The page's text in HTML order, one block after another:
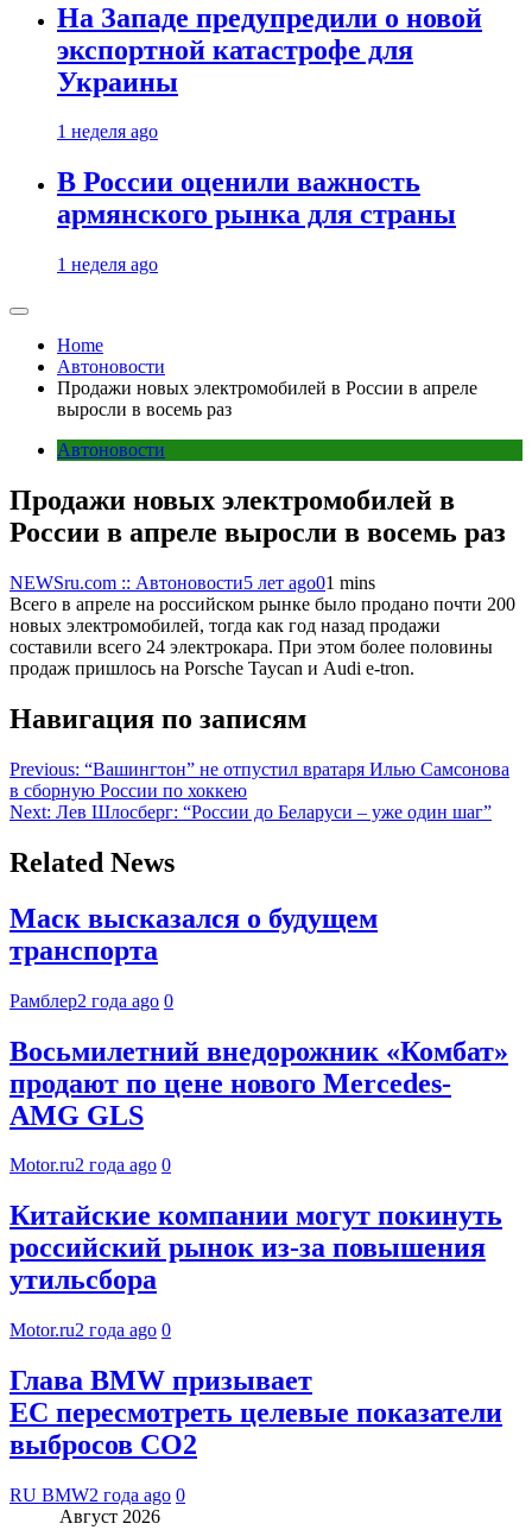
На Западе предупредили о новой
экспортной катастрофе для
Украины
1 неделя ago
В России оценили важность
армянского рынка для страны
1 неделя ago
Home
Автоновости
Продажи новых электромобилей в России в апреле
выросли в восемь раз
Автоновости
Продажи новых электромобилей в
России в апреле выросли в восемь раз
NEWSru.com :: Автоновости5 лет ago01 mins
Всего в апреле на российском рынке было продано почти 200
новых электромобилей, тогда как год назад продажи
составили всего 24 электрокара. При этом более половины
продаж пришлось на Porsche Taycan и Audi e-tron.
Навигация по записям
Previous: “Вашингтон” не отпустил вратаря Илью Самсонова
в сборную России по хоккею
Next: Лев Шлосберг: “России до Беларуси – уже один шаг”
Related News
Маск высказался о будущем
транспорта
Рамблер2 года ago 0
Восьмилетний внедорожник «Комбат»
продают по цене нового Mercedes-
AMG GLS
Motor.ru2 года ago 0
Китайские компании могут покинуть
российский рынок из-за повышения
утильсбора
Motor.ru2 года ago 0
Глава BMW призывает
ЕС пересмотреть целевые показатели
выбросов CO2
RU BMW2 года ago 0
Август 2026